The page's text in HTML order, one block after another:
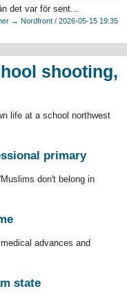
det var för sent...
→ Nordfront / 2026-05-15 19:35
shooting,
life at a school northwest
primary
don't belong in
advances and
state